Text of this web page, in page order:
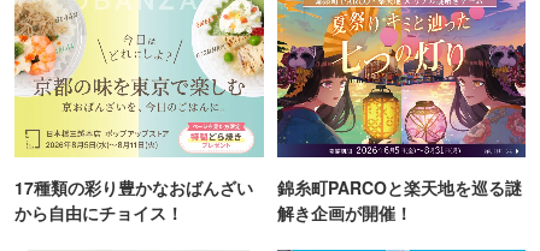
17種類の彩り豊かなおばんざい
から自由にチョイス！
錦糸町PARCOと楽天地を巡る謎
解き企画が開催！